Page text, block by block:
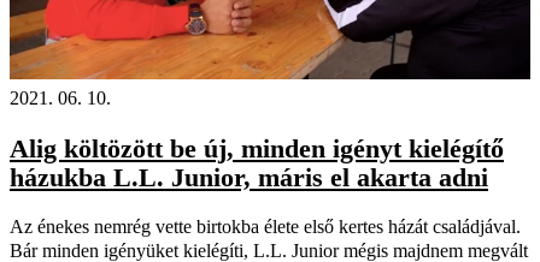
2021. 06. 10.
Alig költözött be új, minden igényt kielégítő
házukba L.L. Junior, máris el akarta adni
Az énekes nemrég vette birtokba élete első kertes házát családjával.
Bár minden igényüket kielégíti, L.L. Junior mégis majdnem megvált